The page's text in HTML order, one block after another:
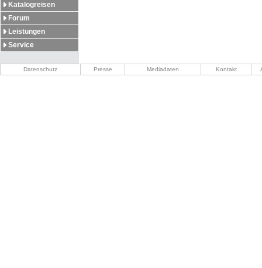
Katalogreisen
Forum
Leistungen
Service
Datenschutz Presse Mediadaten Kontakt